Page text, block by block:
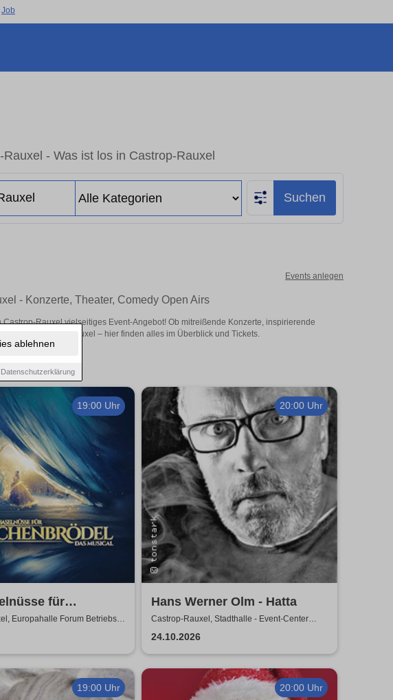
ablehnen
Datenschutzerklärung
Job
- Was ist los in Castrop-Rauxel
Suchen
Events anlegen
- Konzerte, Theater, Comedy Open Airs
Rauxel vielseitiges Event-Angebot! Ob mitreißende Konzerte, inspirierende
in Castrop-Rauxel – hier finden alles im Überblick und Tickets.
19:00 Uhr
für
- Das Musical
Europahalle Forum Betriebs-
20:00 Uhr
Hans Werner Olm - Hatta
Castrop-Rauxel, Stadthalle - Event-Center
Castrop-Rauxel
24.10.2026
19:00 Uhr 20:00 Uhr